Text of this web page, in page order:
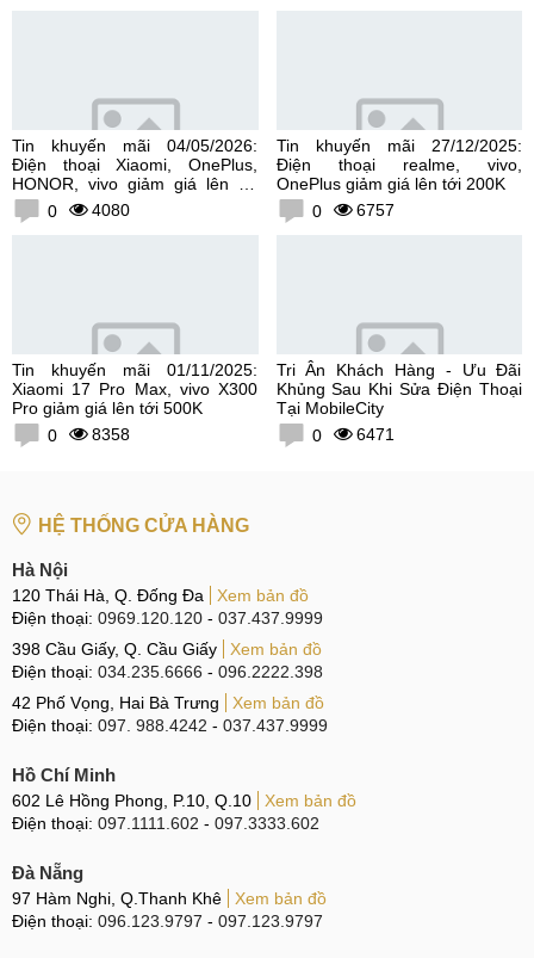
Tin khuyến mãi 04/05/2026:
Điện thoại Xiaomi, OnePlus,
HONOR, vivo giảm giá lên tới
300K0 4080
Tin khuyến mãi 27/12/2025:
Điện thoại realme, vivo,
OnePlus giảm giá lên tới 200K
0
6757
Tin khuyến mãi 01/11/2025:
Xiaomi 17 Pro Max, vivo X300
Pro giảm giá lên tới 500K
0
8358
Tri Ân Khách Hàng - Ưu Đãi
Khủng Sau Khi Sửa Điện Thoại
Tại MobileCity
0
6471
HỆ THỐNG CỬA HÀNG
Hà Nội
120 Thái Hà, Q. Đống Đa
Xem bản đồ
Điện thoại: 0969.120.120 - 037.437.9999
398 Cầu Giấy, Q. Cầu Giấy
Xem bản đồ
Điện thoại: 034.235.6666 - 096.2222.398
42 Phố Vọng, Hai Bà Trưng
Xem bản đồ
Điện thoại: 097. 988.4242 - 037.437.9999
Hồ Chí Minh
602 Lê Hồng Phong, P.10, Q.10
Xem bản đồ
Điện thoại: 097.1111.602 - 097.3333.602
Đà Nẵng
97 Hàm Nghi, Q.Thanh Khê
Xem bản đồ
Điện thoại: 096.123.9797 - 097.123.9797